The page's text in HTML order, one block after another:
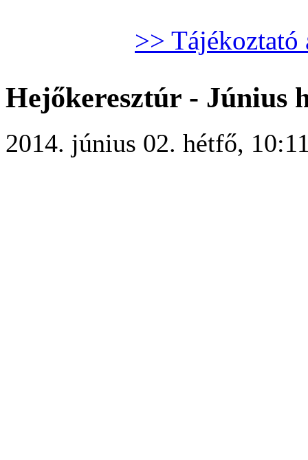
>> Tájékoztató
Hejőkeresztúr - Június
2014. június 02. hétfő,